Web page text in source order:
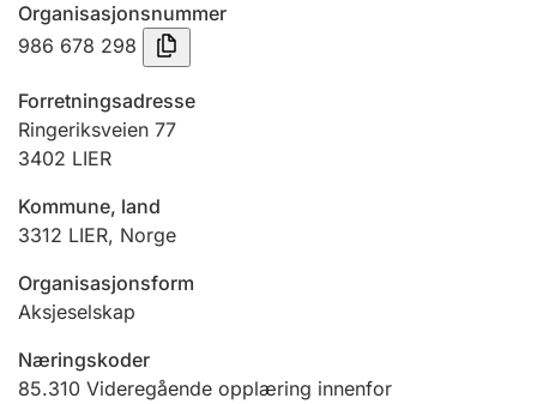
Tinglysing
Jeger
Betaling og jegeravgiftskort
Ektepaktveileder
Offentlig sektor
Organisasjonsnummer
986 678 298
Forretningsadresse
Ringeriksveien 77
3402 LIER
Kommune, land
3312 LIER, Norge
Organisasjonsform
Aksjeselskap
Næringskoder
85.310 Videregående opplæring innenfor